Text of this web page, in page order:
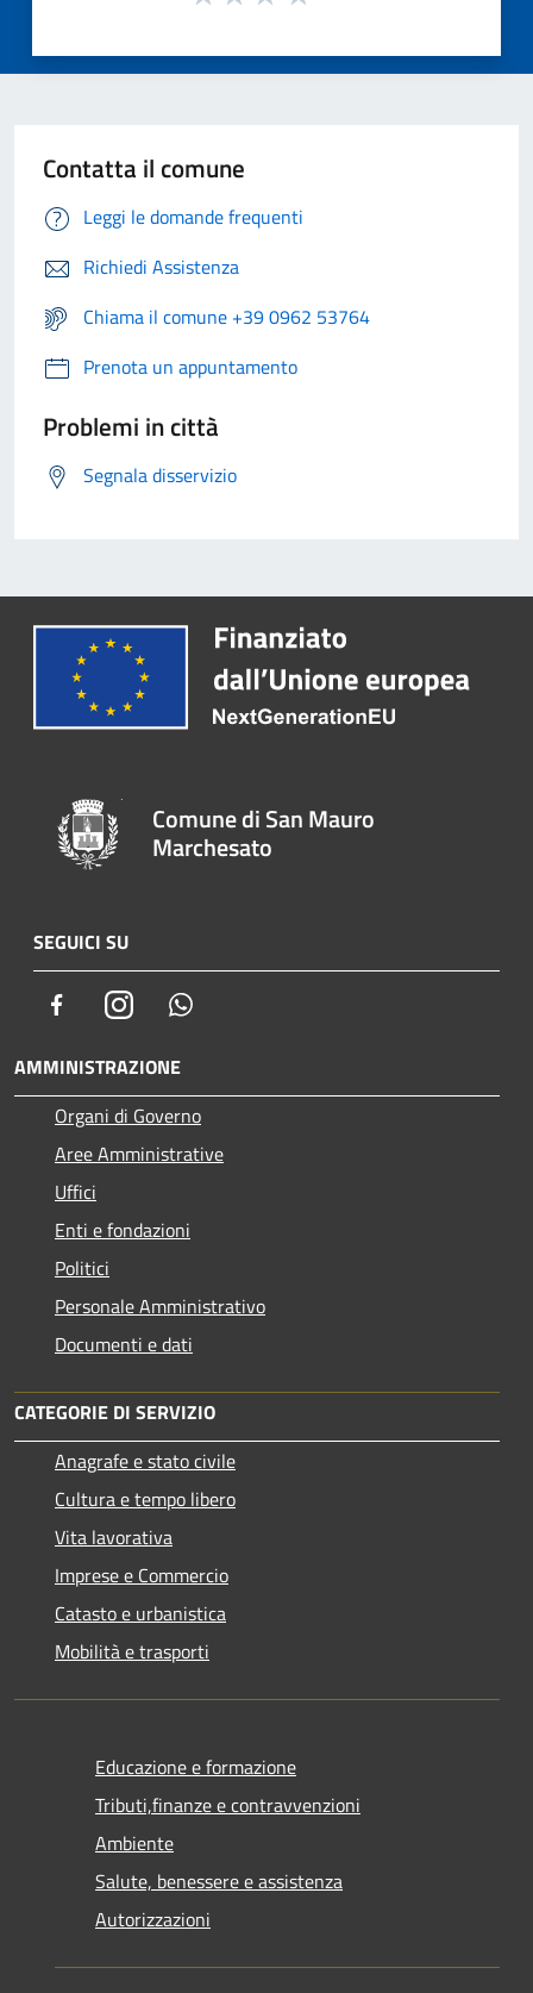
Contatta il comune
Leggi le domande frequenti
Richiedi Assistenza
Chiama il comune +39 0962 53764
Prenota un appuntamento
Problemi in città
Segnala disservizio
Comune di San Mauro
Marchesato
SEGUICI SU
FacebookInstagram
AMMINISTRAZIONE
Organi di Governo
Aree Amministrative
Uffici
Enti e fondazioni
Politici
Personale Amministrativo
Documenti e dati
CATEGORIE DI SERVIZIO
Anagrafe e stato civile
Cultura e tempo libero
Vita lavorativa
Imprese e Commercio
Catasto e urbanistica
Mobilità e trasporti
Educazione e formazione
Tributi,finanze e contravvenzioni
Ambiente
Salute, benessere e assistenza
Autorizzazioni